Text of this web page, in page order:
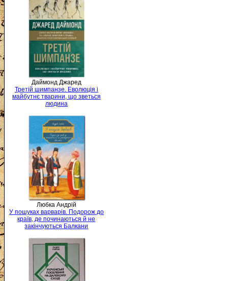
Даймонд Джаред
Третій шимпанзе. Еволюція і
майбутнє тварини, що зветься
людина
Любка Андрій
У пошуках варварів. Подорож до
країв, де починаються й не
закінчуються Балкани